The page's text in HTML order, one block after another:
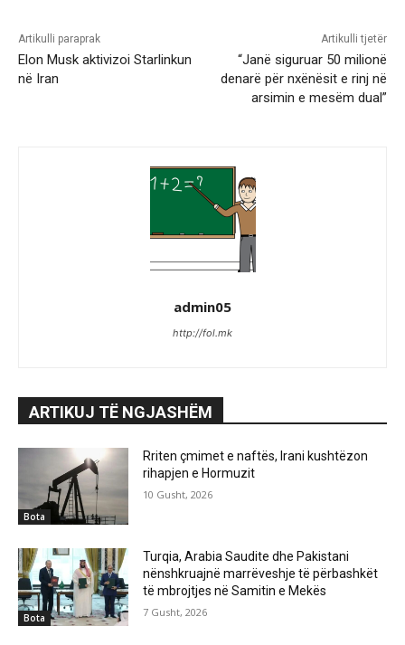
Artikulli paraprak
Elon Musk aktivizoi Starlinkun
në Iran
Artikulli tjetër
“Janë siguruar 50 milionë
denarë për nxënësit e rinj në
arsimin e mesëm dual”
admin05
http://fol.mk
ARTIKUJ TË NGJASHËM
Bota
Rriten çmimet e naftës, Irani kushtëzon
rihapjen e Hormuzit
10 Gusht, 2026
Bota
Turqia, Arabia Saudite dhe Pakistani
nënshkruajnë marrëveshje të përbashkët
të mbrojtjes në Samitin e Mekës
7 Gusht, 2026